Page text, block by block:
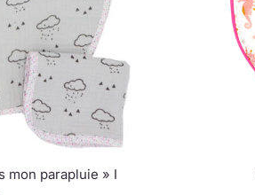
mon parapluie » I